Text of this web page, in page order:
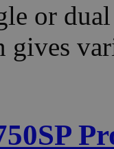
or
gives